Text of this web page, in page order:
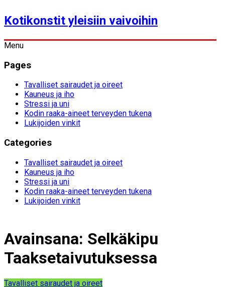
Kotikonstit yleisiin vaivoihin
Menu
Pages
Tavalliset sairaudet ja oireet
Kauneus ja iho
Stressi ja uni
Kodin raaka-aineet terveyden tukena
Lukijoiden vinkit
Categories
Tavalliset sairaudet ja oireet
Kauneus ja iho
Stressi ja uni
Kodin raaka-aineet terveyden tukena
Lukijoiden vinkit
Avainsana: Selkäkipu
Taaksetaivutuksessa
Tavalliset sairaudet ja oireet